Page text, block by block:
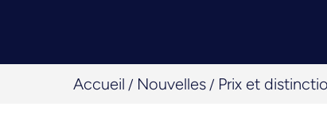
Accueil / Nouvelles / Prix et